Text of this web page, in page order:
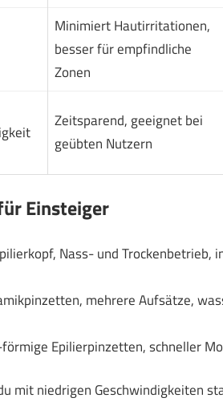
Minimiert Hautirritationen,
besser für empfindliche
Zonen
Zeitsparend, geeignet bei
geübten Nutzern
Einsteiger
Nass- und Trockenbetrieb,
mehrere Aufsätze,
Epilierpinzetten, schneller
mit niedrigen Geschwindigkeiten